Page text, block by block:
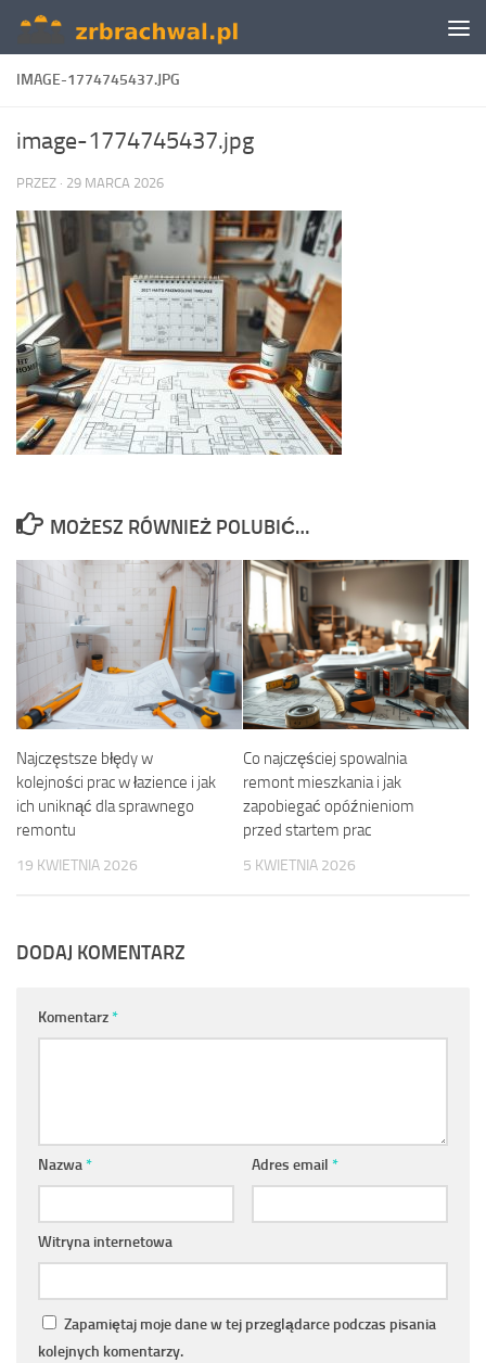
Skip to content
IMAGE-1774745437.JPG
image-1774745437.jpg
PRZEZ · 29 MARCA 2026
MOŻESZ RÓWNIEŻ POLUBIĆ…
Najczęstsze błędy w
kolejności prac w łazience i jak
ich uniknąć dla sprawnego
remontu
19 KWIETNIA 2026
Co najczęściej spowalnia
remont mieszkania i jak
zapobiegać opóźnieniom
przed startem prac
5 KWIETNIA 2026
DODAJ KOMENTARZ
Komentarz*
Nazwa* Adres email *
Witryna internetowa
Zapamiętaj moje dane w tej przeglądarce podczas pisania
kolejnych komentarzy.